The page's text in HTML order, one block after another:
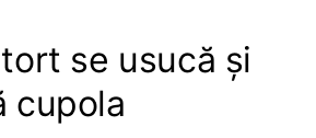
se usucă și
cupola